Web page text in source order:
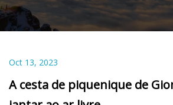
Oct 13, 2023
A cesta de piquenique de